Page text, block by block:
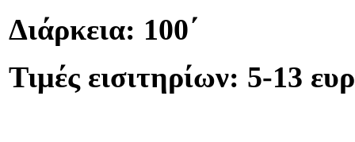
Διάρκεια: 100΄
Τιμές εισιτηρίων: 5-13